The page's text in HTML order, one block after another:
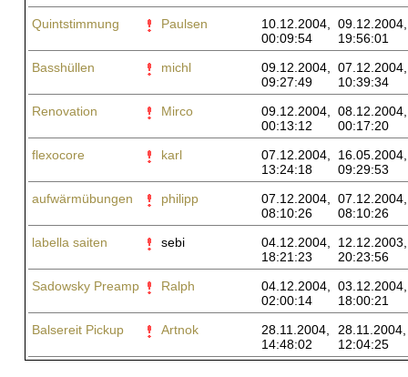
Quintstimmung Paulsen
10.12.2004,
00:09:54
09.12.2004,
19:56:01
Basshüllen
michl
09.12.2004,
09:27:49
07.12.2004,
10:39:34
Renovation
Mirco
09.12.2004,
00:13:12
08.12.2004,
00:17:20
flexocore
karl
07.12.2004,
13:24:18
16.05.2004,
09:29:53
aufwärmübungen
philipp
07.12.2004,
08:10:26
07.12.2004,
08:10:26
labella saiten
sebi
04.12.2004,
18:21:23
12.12.2003,
20:23:56
Sadowsky Preamp
Ralph
04.12.2004,
02:00:14
03.12.2004,
18:00:21
Balsereit Pickup
Artnok
28.11.2004,
14:48:02
28.11.2004,
12:04:25